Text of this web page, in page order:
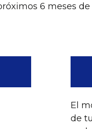
6 meses
El
de